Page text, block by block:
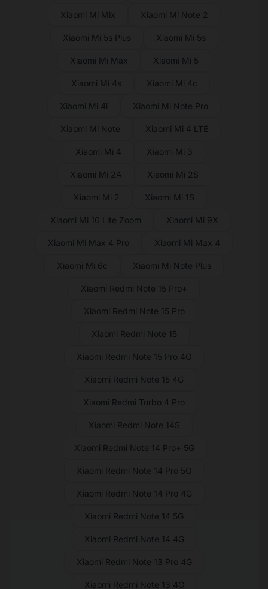
Xiaomi Mi Mix Xiaomi Mi Note 2
Xiaomi Mi 5s Plus Xiaomi Mi 5s
Xiaomi Mi Max Xiaomi Mi 5
Xiaomi Mi 4s Xiaomi Mi 4c
Xiaomi Mi 4i Xiaomi Mi Note Pro
Xiaomi Mi Note Xiaomi Mi 4 LTE
Xiaomi Mi 4 Xiaomi Mi 3
Xiaomi Mi 2A Xiaomi Mi 2S
Xiaomi Mi 2 Xiaomi Mi 1S
Xiaomi Mi 10 Lite Zoom Xiaomi Mi 9X
Xiaomi Mi Max 4 Pro Xiaomi Mi Max 4
Xiaomi Mi 6c Xiaomi Mi Note Plus
Xiaomi Redmi Note 15 Pro+
Xiaomi Redmi Note 15 Pro
Xiaomi Redmi Note 15
Xiaomi Redmi Note 15 Pro 4G
Xiaomi Redmi Note 15 4G
Xiaomi Redmi Turbo 4 Pro
Xiaomi Redmi Note 14S
Xiaomi Redmi Note 14 Pro+ 5G
Xiaomi Redmi Note 14 Pro 5G
Xiaomi Redmi Note 14 Pro 4G
Xiaomi Redmi Note 14 5G
Xiaomi Redmi Note 14 4G
Xiaomi Redmi Note 13 Pro 4G
Xiaomi Redmi Note 13 4G